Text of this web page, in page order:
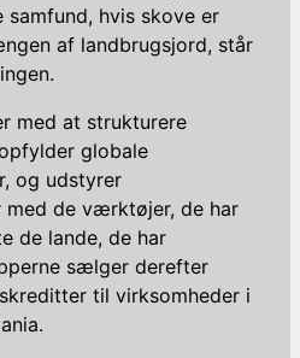
samfund, hvis skove er
af landbrugsjord, står
med at strukturere
globale
og udstyrer
med de værktøjer, de har
de lande, de har
sælger derefter
til virksomheder i